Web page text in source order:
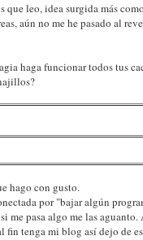
que leo, idea surgida más
aún no me he pasado al
haga funcionar todos tus
hago con gusto.
por "bajar algún
pasa algo me las
tenga mi blog así dejo de